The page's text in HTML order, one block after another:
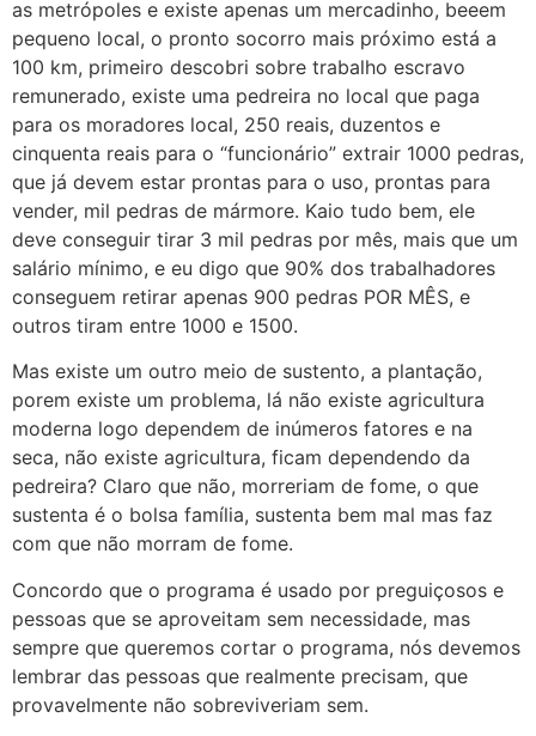
as metrópoles e existe apenas um mercadinho, beeem
pequeno local, o pronto socorro mais próximo está a
100 km, primeiro descobri sobre trabalho escravo
remunerado, existe uma pedreira no local que paga
para os moradores local, 250 reais, duzentos e
cinquenta reais para o “funcionário” extrair 1000 pedras,
que já devem estar prontas para o uso, prontas para
vender, mil pedras de mármore. Kaio tudo bem, ele
deve conseguir tirar 3 mil pedras por mês, mais que um
salário mínimo, e eu digo que 90% dos trabalhadores
conseguem retirar apenas 900 pedras POR MÊS, e
outros tiram entre 1000 e 1500.
Mas existe um outro meio de sustento, a plantação,
porem existe um problema, lá não existe agricultura
moderna logo dependem de inúmeros fatores e na
seca, não existe agricultura, ficam dependendo da
pedreira? Claro que não, morreriam de fome, o que
sustenta é o bolsa família, sustenta bem mal mas faz
com que não morram de fome.
Concordo que o programa é usado por preguiçosos e
pessoas que se aproveitam sem necessidade, mas
sempre que queremos cortar o programa, nós devemos
lembrar das pessoas que realmente precisam, que
provavelmente não sobreviveriam sem.